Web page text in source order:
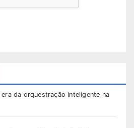
da orquestração inteligente na